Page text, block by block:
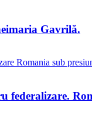
Gavrilă.
federalizare.